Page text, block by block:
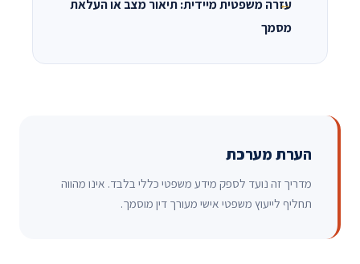
עזרה משפטית מיידית: תיאור מצב או העלאת
מסמך
הערת מערכת
מדריך זה נועד לספק מידע משפטי כללי בלבד. אינו מהווה
תחליף לייעוץ משפטי אישי מעורך דין מוסמך.